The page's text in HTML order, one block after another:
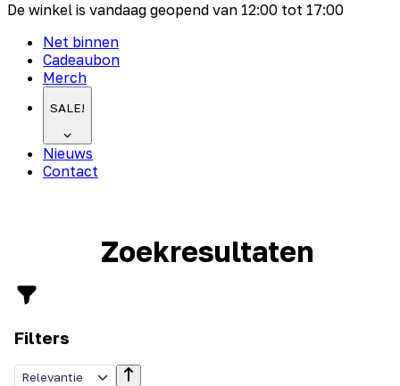
De winkel is vandaag geopend van 12:00 tot 17:00
Net binnen
Cadeaubon
Merch
SALE!
Nieuws
Contact
Zoekresultaten
Filters
Relevantie